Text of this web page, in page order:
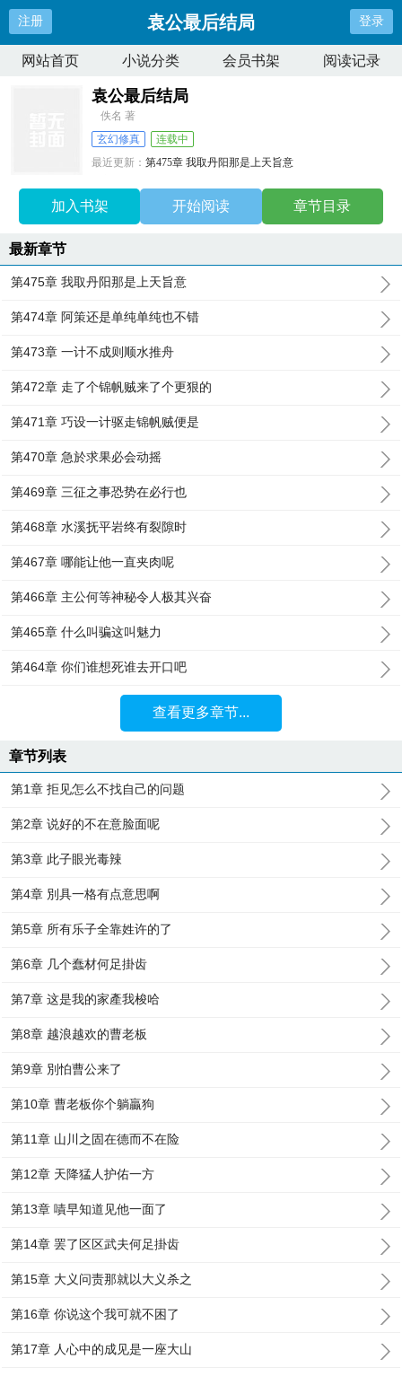
注册 袁公最后结局 登录
网站首页 小说分类 会员书架 阅读记录
袁公最后结局
佚名 著
玄幻修真
连载中
最近更新：第475章 我取丹阳那是上天旨意
加入书架 开始阅读 章节目录
最新章节
第475章 我取丹阳那是上天旨意
第474章 阿策还是单纯单纯也不错
第473章 一计不成则顺水推舟
第472章 走了个锦帆贼来了个更狠的
第471章 巧设一计驱走锦帆贼便是
第470章 急於求果必会动摇
第469章 三征之事恐势在必行也
第468章 水溪抚平岩终有裂隙时
第467章 哪能让他一直夹肉呢
第466章 主公何等神秘令人极其兴奋
第465章 什么叫骗这叫魅力
第464章 你们谁想死谁去开口吧
查看更多章节...
章节列表
第1章 拒见怎么不找自己的问题
第2章 说好的不在意脸面呢
第3章 此子眼光毒辣
第4章 別具一格有点意思啊
第5章 所有乐子全靠姓许的了
第6章 几个蠢材何足掛齿
第7章 这是我的家產我梭哈
第8章 越浪越欢的曹老板
第9章 別怕曹公来了
第10章 曹老板你个躺贏狗
第11章 山川之固在德而不在险
第12章 天降猛人护佑一方
第13章 嘖早知道见他一面了
第14章 罢了区区武夫何足掛齿
第15章 大义问责那就以大义杀之
第16章 你说这个我可就不困了
第17章 人心中的成见是一座大山